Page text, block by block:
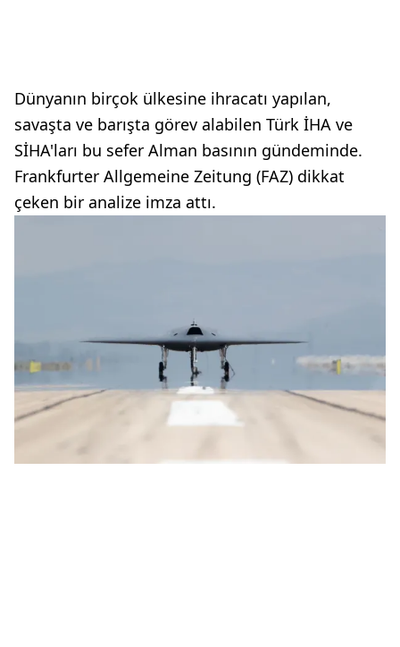
Dünyanın birçok ülkesine ihracatı yapılan,
savaşta ve barışta görev alabilen Türk İHA ve
SİHA'ları bu sefer Alman basının gündeminde.
Frankfurter Allgemeine Zeitung (FAZ) dikkat
çeken bir analize imza attı.